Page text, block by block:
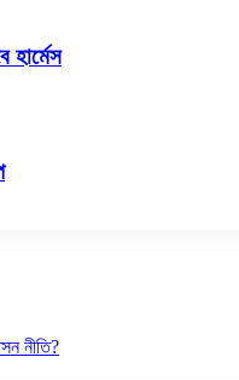
হার্মেস
নীতি?